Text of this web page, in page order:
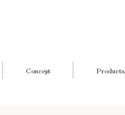
Concept Products